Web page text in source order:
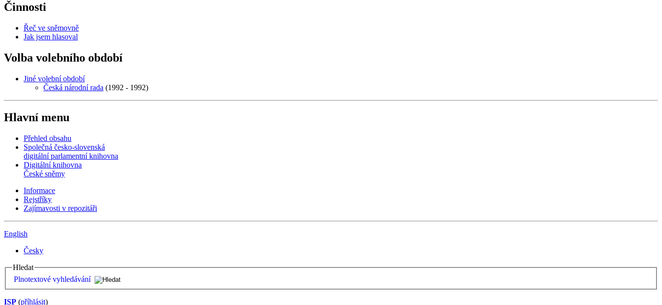
Činnosti
Řeč ve sněmovně
Jak jsem hlasoval
Volba volebního období
Jiné volební období
Česká národní rada (1992 - 1992)
Hlavní menu
Přehled obsahu
Společná česko-slovenská
digitální parlamentní knihovna
Digitální knihovna
České sněmy
Informace
Rejstříky
Zajímavosti v repozitáři
English
Česky
Hledat
Plnotextové vyhledávání
ISP (příhlásit)